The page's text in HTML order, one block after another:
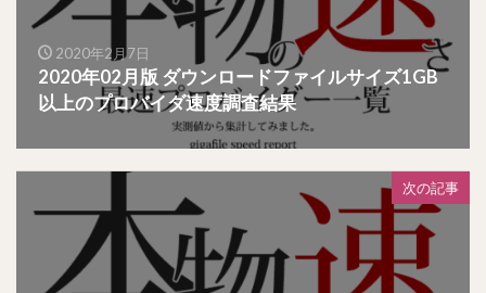
2020年2月7日
2020年02月版 ダウンロードファイルサイズ1GB
以上のプロバイダ速度調査結果
次の記事